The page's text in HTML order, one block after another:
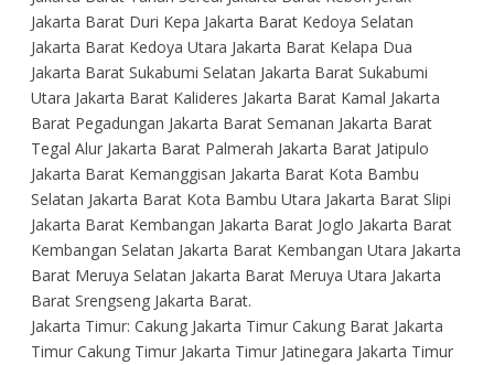
Jakarta Barat Duri Kepa Jakarta Barat Kedoya Selatan
Jakarta Barat Kedoya Utara Jakarta Barat Kelapa Dua
Jakarta Barat Sukabumi Selatan Jakarta Barat Sukabumi
Utara Jakarta Barat Kalideres Jakarta Barat Kamal Jakarta
Barat Pegadungan Jakarta Barat Semanan Jakarta Barat
Tegal Alur Jakarta Barat Palmerah Jakarta Barat Jatipulo
Jakarta Barat Kemanggisan Jakarta Barat Kota Bambu
Selatan Jakarta Barat Kota Bambu Utara Jakarta Barat Slipi
Jakarta Barat Kembangan Jakarta Barat Joglo Jakarta Barat
Kembangan Selatan Jakarta Barat Kembangan Utara Jakarta
Barat Meruya Selatan Jakarta Barat Meruya Utara Jakarta
Barat Srengseng Jakarta Barat.
Jakarta Timur: Cakung Jakarta Timur Cakung Barat Jakarta
Timur Cakung Timur Jakarta Timur Jatinegara Jakarta Timur